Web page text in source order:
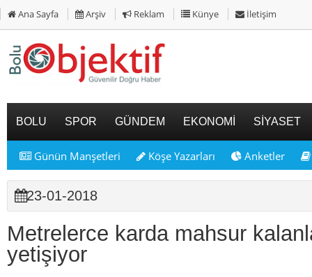
Ana Sayfa Arşiv Reklam Künye İletişim
BOLU SPOR GÜNDEM EKONOMİ SİYASET
Günün Manşetleri Köşe Yazarları Anketler
23-01-2018
Metrelerce karda mahsur
yetişiyor